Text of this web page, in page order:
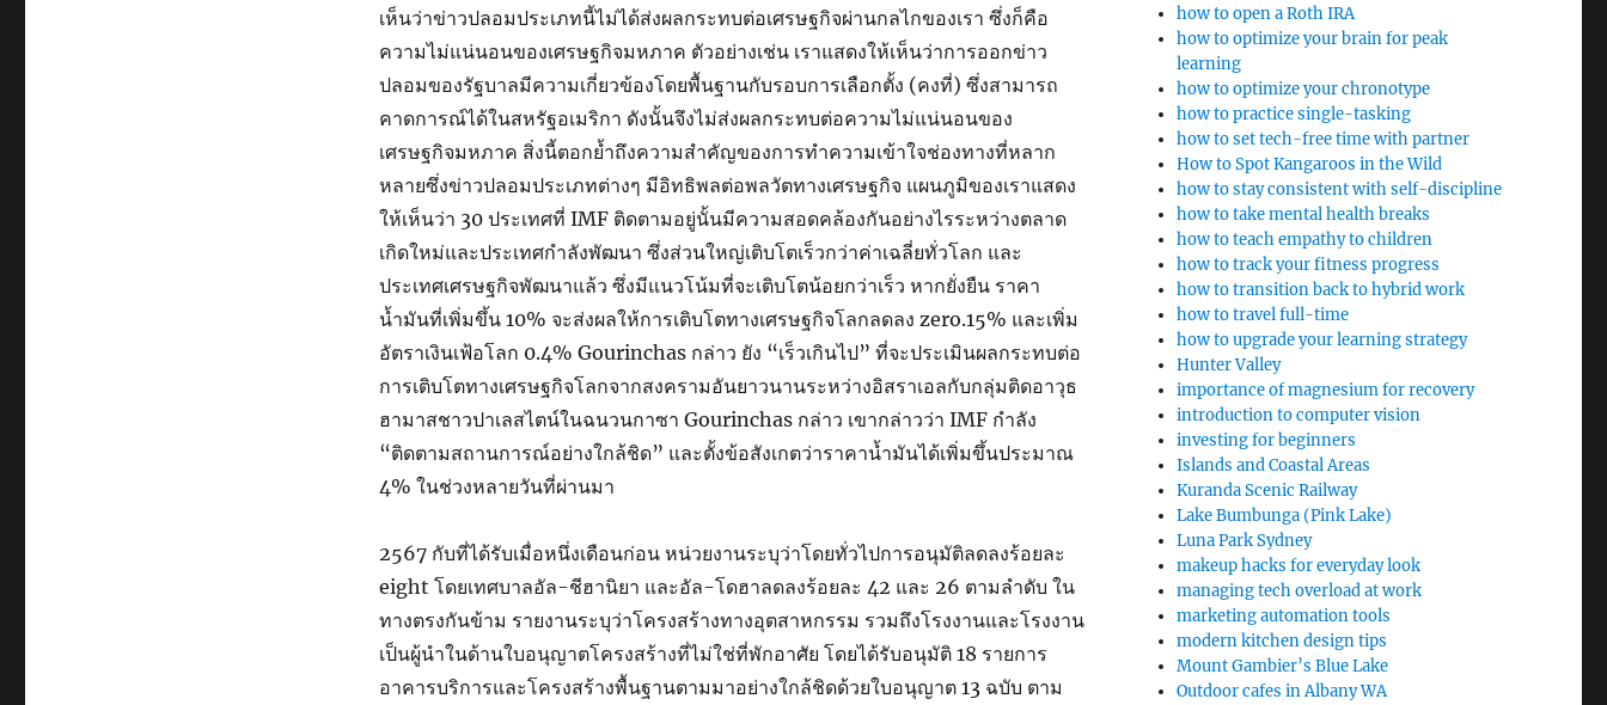
เห็นว่าข่าวปลอมประเภทนี้ไม่ได้ส่งผลกระทบต่อเศรษฐกิจผ่านกลไกของเรา ซึ่งก็คือ
ความไม่แน่นอนของเศรษฐกิจมหภาค ตัวอย่างเช่น เราแสดงให้เห็นว่าการออกข่าว
ปลอมของรัฐบาลมีความเกี่ยวข้องโดยพื้นฐานกับรอบการเลือกตั้ง (คงที่) ซึ่งสามารถ
คาดการณ์ได้ในสหรัฐอเมริกา ดังนั้นจึงไม่ส่งผลกระทบต่อความไม่แน่นอนของ
เศรษฐกิจมหภาค สิ่งนี้ตอกย้ำถึงความสำคัญของการทำความเข้าใจช่องทางที่หลาก
หลายซึ่งข่าวปลอมประเภทต่างๆ มีอิทธิพลต่อพลวัตทางเศรษฐกิจ แผนภูมิของเราแสดง
ให้เห็นว่า 30 ประเทศที่ IMF ติดตามอยู่นั้นมีความสอดคล้องกันอย่างไรระหว่างตลาด
เกิดใหม่และประเทศกำลังพัฒนา ซึ่งส่วนใหญ่เติบโตเร็วกว่าค่าเฉลี่ยทั่วโลก และ
ประเทศเศรษฐกิจพัฒนาแล้ว ซึ่งมีแนวโน้มที่จะเติบโตน้อยกว่าเร็ว หากยั่งยืน ราคา
น้ำมันที่เพิ่มขึ้น 10% จะส่งผลให้การเติบโตทางเศรษฐกิจโลกลดลง zero.15% และเพิ่ม
อัตราเงินเฟ้อโลก 0.4% Gourinchas กล่าว ยัง “เร็วเกินไป” ที่จะประเมินผลกระทบต่อ
การเติบโตทางเศรษฐกิจโลกจากสงครามอันยาวนานระหว่างอิสราเอลกับกลุ่มติดอาวุธ
ฮามาสชาวปาเลสไตน์ในฉนวนกาซา Gourinchas กล่าว เขากล่าวว่า IMF กำลัง
“ติดตามสถานการณ์อย่างใกล้ชิด” และตั้งข้อสังเกตว่าราคาน้ำมันได้เพิ่มขึ้นประมาณ
4% ในช่วงหลายวันที่ผ่านมา
2567 กับที่ได้รับเมื่อหนึ่งเดือนก่อน หน่วยงานระบุว่าโดยทั่วไปการอนุมัติลดลงร้อยละ
eight โดยเทศบาลอัล-ชีฮานิยา และอัล-โดฮาลดลงร้อยละ 42 และ 26 ตามลำดับ ใน
ทางตรงกันข้าม รายงานระบุว่าโครงสร้างทางอุตสาหกรรม รวมถึงโรงงานและโรงงาน
เป็นผู้นำในด้านใบอนุญาตโครงสร้างที่ไม่ใช่ที่พักอาศัย โดยได้รับอนุมัติ 18 รายการ
อาคารบริการและโครงสร้างพื้นฐานตามมาอย่างใกล้ชิดด้วยใบอนุญาต 13 ฉบับ ตาม
how to open a Roth IRA
how to optimize your brain for peak
learning
how to optimize your chronotype
how to practice single-tasking
how to set tech-free time with partner
How to Spot Kangaroos in the Wild
how to stay consistent with self-discipline
how to take mental health breaks
how to teach empathy to children
how to track your fitness progress
how to transition back to hybrid work
how to travel full-time
how to upgrade your learning strategy
Hunter Valley
importance of magnesium for recovery
introduction to computer vision
investing for beginners
Islands and Coastal Areas
Kuranda Scenic Railway
Lake Bumbunga (Pink Lake)
Luna Park Sydney
makeup hacks for everyday look
managing tech overload at work
marketing automation tools
modern kitchen design tips
Mount Gambier’s Blue Lake
Outdoor cafes in Albany WA